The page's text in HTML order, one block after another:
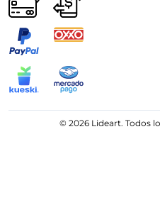
© 2026 Lideart. Todos